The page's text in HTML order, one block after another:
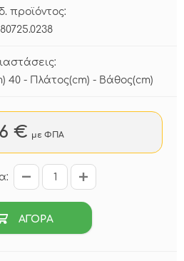
προϊόντος:
40 - Πλάτος(cm) - Βάθος(cm)
€ με ΦΠΑ
ΑΓΟΡΑ